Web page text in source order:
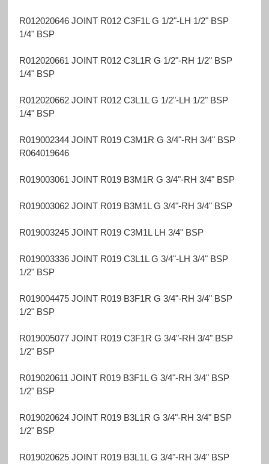
R012020646 JOINT R012 C3F1L G 1/2"-LH 1/2" BSP
1/4" BSP
R012020661 JOINT R012 C3L1R G 1/2"-RH 1/2" BSP
1/4" BSP
R012020662 JOINT R012 C3L1L G 1/2"-LH 1/2" BSP
1/4" BSP
R019002344 JOINT R019 C3M1R G 3/4"-RH 3/4" BSP
R064019646
R019003061 JOINT R019 B3M1R G 3/4"-RH 3/4" BSP
R019003062 JOINT R019 B3M1L G 3/4"-RH 3/4" BSP
R019003245 JOINT R019 C3M1L LH 3/4" BSP
R019003336 JOINT R019 C3L1L G 3/4"-LH 3/4" BSP
1/2" BSP
R019004475 JOINT R019 B3F1R G 3/4"-RH 3/4" BSP
1/2" BSP
R019005077 JOINT R019 C3F1R G 3/4"-RH 3/4" BSP
1/2" BSP
R019020611 JOINT R019 B3F1L G 3/4"-RH 3/4" BSP
1/2" BSP
R019020624 JOINT R019 B3L1R G 3/4"-RH 3/4" BSP
1/2" BSP
R019020625 JOINT R019 B3L1L G 3/4"-RH 3/4" BSP